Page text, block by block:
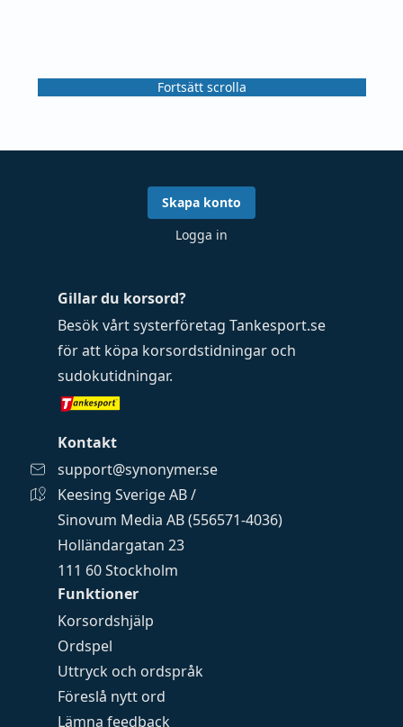
Fortsätt scrolla
Funktioner
Korsordshjälp
Ordspel
Uttryck och ordspråk
Föreslå nytt ord
Lämna feedback
Gillar du korsord?
Besök vårt systerföretag Tankesport.se
för att köpa korsordstidningar och
sudokutidningar.
Kontakt
support@synonymer.se
Keesing Sverige AB /
Sinovum Media AB (556571-4036)
Holländargatan 23
111 60 Stockholm
Skapa konto
Logga in